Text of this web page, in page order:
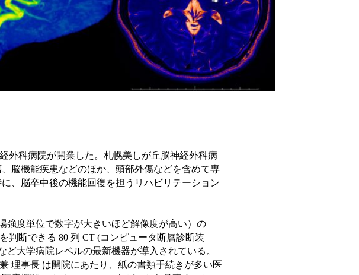
外科病院が開業した。札幌美しが丘脳神経外科病
脳機能疾患などのほか、頭部外傷などを含めて専
、脳卒中後の機能回復を担うリハビリテーション
強度単位で数字が大きいほど解像度が高い）の
判断できる 80 列 CT (コンピュータ断層診断装
大学病院レベルの最新機器が導入されている。
理事長 は開院にあたり、紙の書類手続きが多い医